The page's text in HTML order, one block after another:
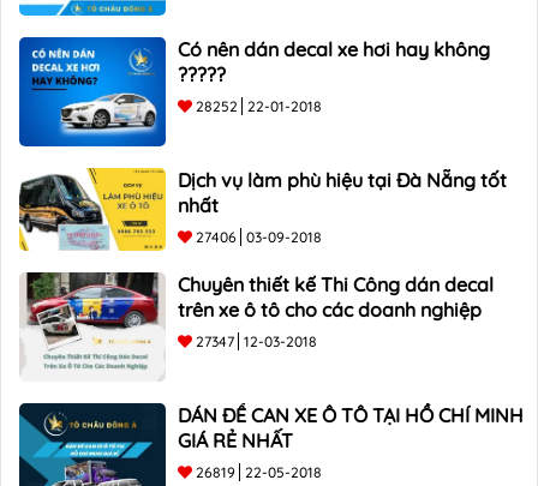
Có nên dán decal xe hơi hay không
?????
28252 22-01-2018
Dịch vụ làm phù hiệu tại Đà Nẵng tốt
nhất
27406 03-09-2018
Chuyên thiết kế Thi Công dán decal
trên xe ô tô cho các doanh nghiệp
27347 12-03-2018
DÁN ĐỀ CAN XE Ô TÔ TẠI HỒ CHÍ MINH
GIÁ RẺ NHẤT
26819 22-05-2018